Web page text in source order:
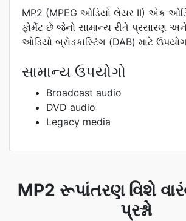
MP2 (MPEG ઓડિયો લેયર II) એક
ફોર્મેટ છે જેનો સામાન્ય રીતે પ્રસારણ
ઓડિયો બ્રોડકાસ્ટિંગ (DAB) માટે
સામાન્ય ઉપયોગો
Broadcast audio
DVD audio
Legacy media
MP2 રૂપાંતરણ વિશે
પ્રશ્નો